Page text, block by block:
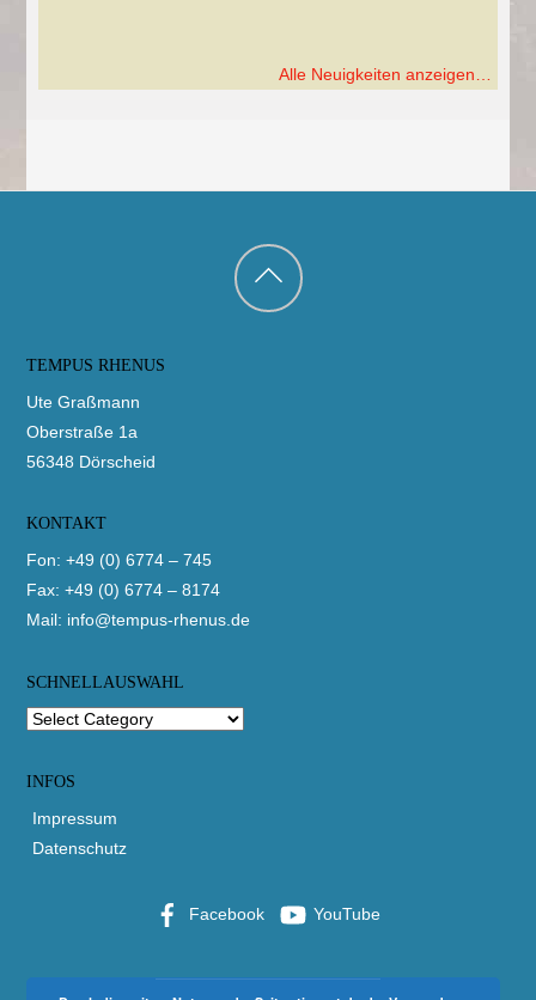
Alle Neuigkeiten anzeigen…
Back
TEMPUS RHENUS
Ute Graßmann
Oberstraße 1a
56348 Dörscheid
KONTAKT
Fon: +49 (0) 6774 – 745
Fax: +49 (0) 6774 – 8174
Mail: info@tempus-rhenus.de
SCHNELLAUSWAHL
INFOS
Impressum
Datenschutz
Facebook YouTube